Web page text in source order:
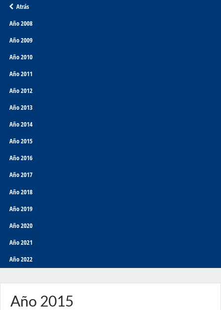
Atrás
Año 2008
Año 2009
Año 2010
Año 2011
Año 2012
Año 2013
Año 2014
Año 2015
Año 2016
Año 2017
Año 2018
Año 2019
Año 2020
Año 2021
Año 2022
Año 2015